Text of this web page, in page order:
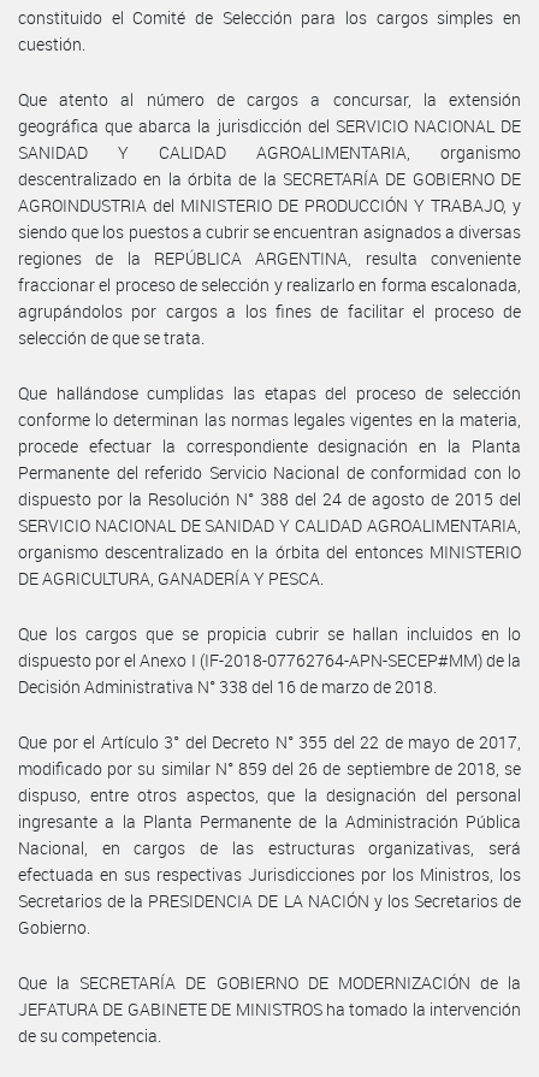
constituido el Comité de Selección para los cargos simples en
cuestión.
Que atento al número de cargos a concursar, la extensión
geográfica que abarca la jurisdicción del SERVICIO NACIONAL DE
SANIDAD Y CALIDAD AGROALIMENTARIA, organismo
descentralizado en la órbita de la SECRETARÍA DE GOBIERNO DE
AGROINDUSTRIA del MINISTERIO DE PRODUCCIÓN Y TRABAJO, y
siendo que los puestos a cubrir se encuentran asignados a diversas
regiones de la REPÚBLICA ARGENTINA, resulta conveniente
fraccionar el proceso de selección y realizarlo en forma escalonada,
agrupándolos por cargos a los fines de facilitar el proceso de
selección de que se trata.
Que hallándose cumplidas las etapas del proceso de selección
conforme lo determinan las normas legales vigentes en la materia,
procede efectuar la correspondiente designación en la Planta
Permanente del referido Servicio Nacional de conformidad con lo
dispuesto por la Resolución N° 388 del 24 de agosto de 2015 del
SERVICIO NACIONAL DE SANIDAD Y CALIDAD AGROALIMENTARIA,
organismo descentralizado en la órbita del entonces MINISTERIO
DE AGRICULTURA, GANADERÍA Y PESCA.
Que los cargos que se propicia cubrir se hallan incluidos en lo
dispuesto por el Anexo I (IF-2018-07762764-APN-SECEP#MM) de la
Decisión Administrativa N° 338 del 16 de marzo de 2018.
Que por el Artículo 3° del Decreto N° 355 del 22 de mayo de 2017,
modificado por su similar N° 859 del 26 de septiembre de 2018, se
dispuso, entre otros aspectos, que la designación del personal
ingresante a la Planta Permanente de la Administración Pública
Nacional, en cargos de las estructuras organizativas, será
efectuada en sus respectivas Jurisdicciones por los Ministros, los
Secretarios de la PRESIDENCIA DE LA NACIÓN y los Secretarios de
Gobierno.
Que la SECRETARÍA DE GOBIERNO DE MODERNIZACIÓN de la
JEFATURA DE GABINETE DE MINISTROS ha tomado la intervención
de su competencia.